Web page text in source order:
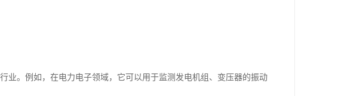
业。例如，在电力电子领域，它可以用于监测发电机组、变压器的振动